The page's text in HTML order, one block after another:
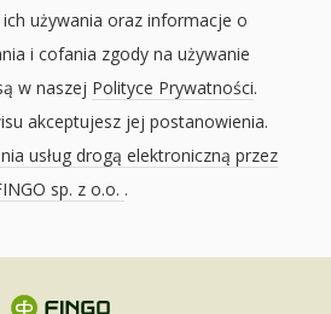
używania oraz informacje o
i cofania zgody na używanie
w naszej Polityce Prywatności.
akceptujesz jej postanowienia.
usług drogą elektroniczną przez
sp. z o.o. .